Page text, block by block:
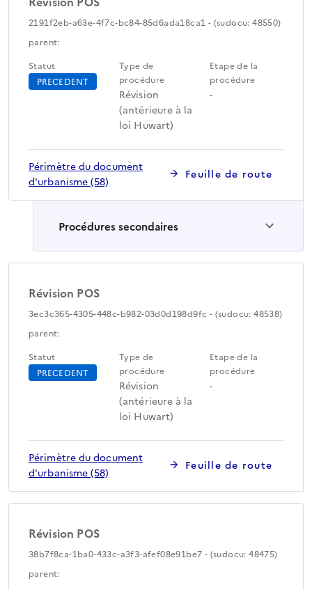
2191f2eb-a63e-4f7c-bc84-85d6ada18ca1 - (sudocu: 48550)
parent:
Statut
PRECEDENT
Type de
procédure
Révision
(antérieure à la
loi Huwart)
Etape de la
procédure
-
Périmètre du document
d'urbanisme (58)
Feuille de route
Procédures secondaires
Révision POS
3ec3c365-4305-448c-b982-03d0d198d9fc - (sudocu: 48538)
parent:
Statut
PRECEDENT
Type de
procédure
Révision
(antérieure à la
loi Huwart)
Etape de la
procédure
-
Périmètre du document
d'urbanisme (58)
Feuille de route
Révision POS
38b7f8ca-1ba0-433c-a3f3-afef08e91be7 - (sudocu: 48475)
parent: